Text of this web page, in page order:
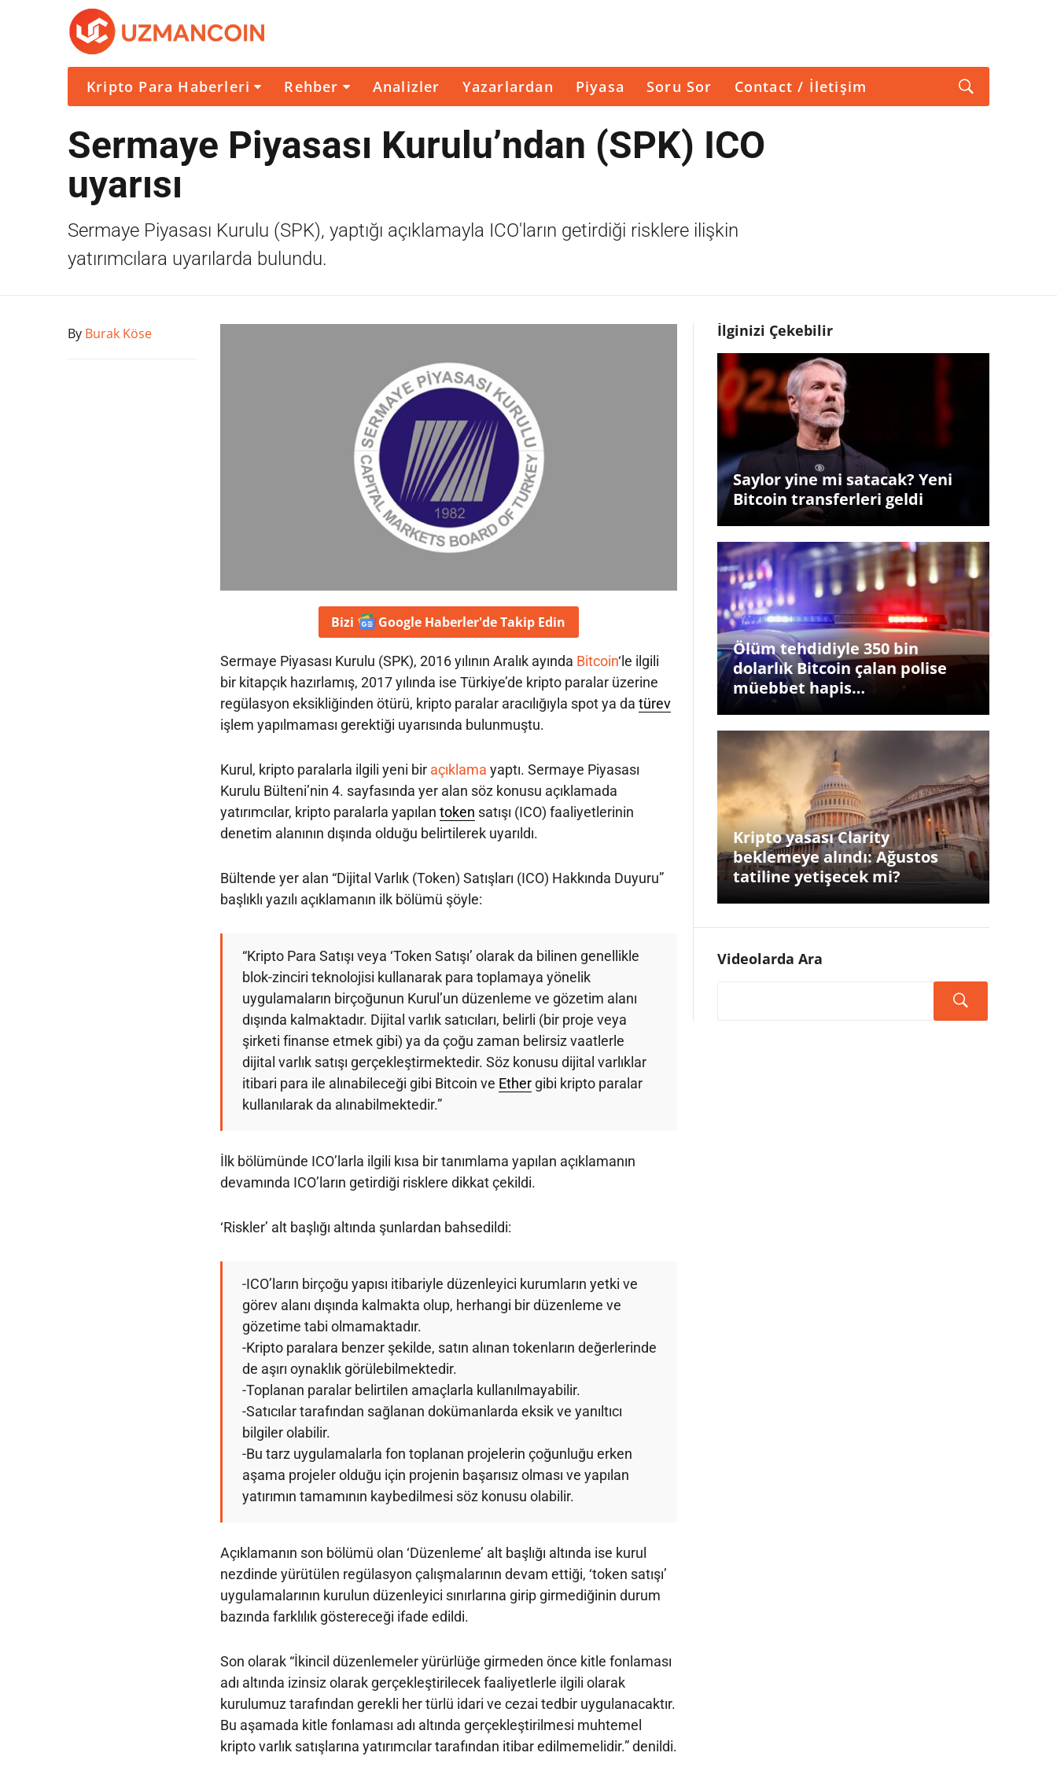
Kripto Para Haberleri Rehber Analizler Yazarlardan Piyasa Soru Sor Contact / İletişim
Sermaye Piyasası Kurulu’ndan (SPK) ICO
uyarısı
Sermaye Piyasası Kurulu (SPK), yaptığı açıklamayla ICO'ların getirdiği risklere ilişkin
yatırımcılara uyarılarda bulundu.
By Burak Köse
Bizi Google Haberler'deTakip Edin
Sermaye Piyasası Kurulu (SPK), 2016 yılının Aralık ayında Bitcoin‘le ilgili
bir kitapçık hazırlamış, 2017 yılında ise Türkiye’de kripto paralar üzerine
regülasyon eksikliğinden ötürü, kripto paralar aracılığıyla spot ya da türev
işlem yapılmaması gerektiği uyarısında bulunmuştu.
Kurul, kripto paralarla ilgili yeni bir açıklama yaptı. Sermaye Piyasası
Kurulu Bülteni’nin 4. sayfasında yer alan söz konusu açıklamada
yatırımcılar, kripto paralarla yapılan token satışı (ICO) faaliyetlerinin
denetim alanının dışında olduğu belirtilerek uyarıldı.
Bültende yer alan “Dijital Varlık (Token) Satışları (ICO) Hakkında Duyuru”
başlıklı yazılı açıklamanın ilk bölümü şöyle:
“Kripto Para Satışı veya ‘Token Satışı’ olarak da bilinen genellikle
blok-zinciri teknolojisi kullanarak para toplamaya yönelik
uygulamaların birçoğunun Kurul’un düzenleme ve gözetim alanı
dışında kalmaktadır. Dijital varlık satıcıları, belirli (bir proje veya
şirketi finanse etmek gibi) ya da çoğu zaman belirsiz vaatlerle
dijital varlık satışı gerçekleştirmektedir. Söz konusu dijital varlıklar
itibari para ile alınabileceği gibi Bitcoin ve Ethergibi kripto paralar
kullanılarak da alınabilmektedir.”
İlk bölümünde ICO’larla ilgili kısa bir tanımlama yapılan açıklamanın
devamında ICO’ların getirdiği risklere dikkat çekildi.
‘Riskler’ alt başlığı altında şunlardan bahsedildi:
-ICO’ların birçoğu yapısı itibariyle düzenleyici kurumların yetki ve
görev alanı dışında kalmakta olup, herhangi bir düzenleme ve
gözetime tabi olmamaktadır.
-Kripto paralara benzer şekilde, satın alınan tokenların değerlerinde
de aşırı oynaklık görülebilmektedir.
-Toplanan paralar belirtilen amaçlarla kullanılmayabilir.
-Satıcılar tarafından sağlanan dokümanlarda eksik ve yanıltıcı
bilgiler olabilir.
-Bu tarz uygulamalarla fon toplanan projelerin çoğunluğu erken
aşama projeler olduğu için projenin başarısız olması ve yapılan
yatırımın tamamının kaybedilmesi söz konusu olabilir.
Açıklamanın son bölümü olan ‘Düzenleme’ alt başlığı altında ise kurul
nezdinde yürütülen regülasyon çalışmalarının devam ettiği, ‘token satışı’
uygulamalarının kurulun düzenleyici sınırlarına girip girmediğinin durum
bazında farklılık göstereceği ifade edildi.
Son olarak “İkincil düzenlemeler yürürlüğe girmeden önce kitle fonlaması
adı altında izinsiz olarak gerçekleştirilecek faaliyetlerle ilgili olarak
kurulumuz tarafından gerekli her türlü idari ve cezai tedbir uygulanacaktır.
Bu aşamada kitle fonlaması adı altında gerçekleştirilmesi muhtemel
kripto varlık satışlarına yatırımcılar tarafından itibar edilmemelidir.” denildi.
İlginizi Çekebilir
Saylor yine mi satacak? Yeni
Bitcoin transferleri geldi
Ölüm tehdidiyle 350 bin
dolarlık Bitcoin çalan polise
müebbet hapis…
Kripto yasası Clarity
beklemeye alındı: Ağustos
tatiline yetişecek mi?
Videolarda Ara